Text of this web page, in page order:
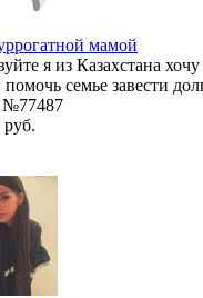
мамой
я из Казахстана
семье завести
руб.